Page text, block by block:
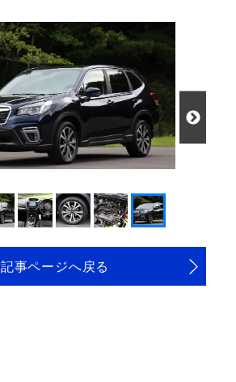
記事ページへ戻る